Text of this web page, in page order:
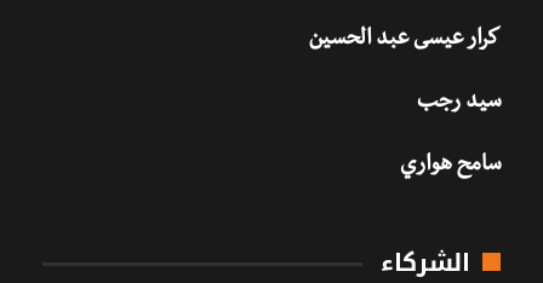
كرار عيسى عبد الحسين
سيد رجب
سامح هواري
الشركاء